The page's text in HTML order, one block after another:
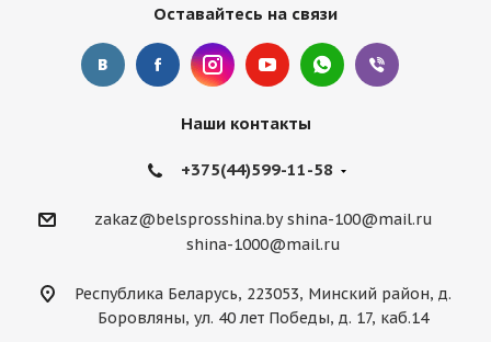
Оставайтесь на связи
Наши контакты
+375(44)599-11-58
zakaz@belsprosshina.by shina-100@mail.ru
shina-1000@mail.ru
Республика Беларусь, 223053, Минский район, д.
Боровляны, ул. 40 лет Победы, д. 17, каб.14